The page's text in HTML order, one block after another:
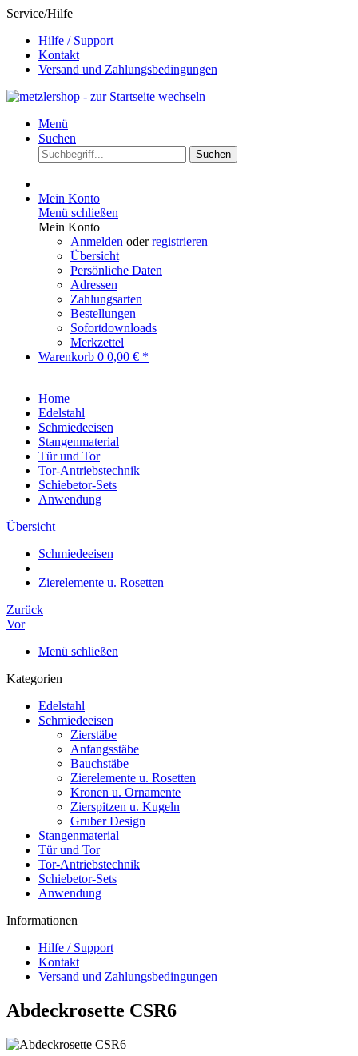
Service/Hilfe
Hilfe / Support
Kontakt
Versand und Zahlungsbedingungen
Menü
Suchen
Suchen
Mein Konto
Menü schließen
Mein Konto
Anmelden oderregistrieren
Übersicht
Persönliche Daten
Adressen
Zahlungsarten
Bestellungen
Sofortdownloads
Merkzettel
Warenkorb 0 0,00 € *
Home
Edelstahl
Schmiedeeisen
Stangenmaterial
Tür und Tor
Tor-Antriebstechnik
Schiebetor-Sets
Anwendung
Übersicht
Schmiedeeisen
Zierelemente u. Rosetten
Zurück
Vor
Menü schließen
Kategorien
Edelstahl
Schmiedeeisen
Zierstäbe
Anfangsstäbe
Bauchstäbe
Zierelemente u. Rosetten
Kronen u. Ornamente
Zierspitzen u. Kugeln
Gruber Design
Stangenmaterial
Tür und Tor
Tor-Antriebstechnik
Schiebetor-Sets
Anwendung
Informationen
Hilfe / Support
Kontakt
Versand und Zahlungsbedingungen
Abdeckrosette CSR6